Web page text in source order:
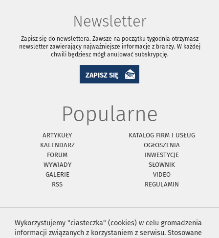
Newsletter
Zapisz się do newslettera. Zawsze na początku tygodnia otrzymasz
newsletter zawierający najważniejsze informacje z branży. W każdej
chwili będziesz mógł anulować subskrypcję.
ZAPISZ SIĘ
Popularne
ARTYKUŁY
KATALOG FIRM I USŁUG
KALENDARZ
OGŁOSZENIA
FORUM
INWESTYCJE
WYWIADY
SŁOWNIK
GALERIE
VIDEO
RSS
REGULAMIN
Wykorzystujemy "ciasteczka" (cookies) w celu gromadzenia
informacji związanych z korzystaniem z serwisu. Stosowane